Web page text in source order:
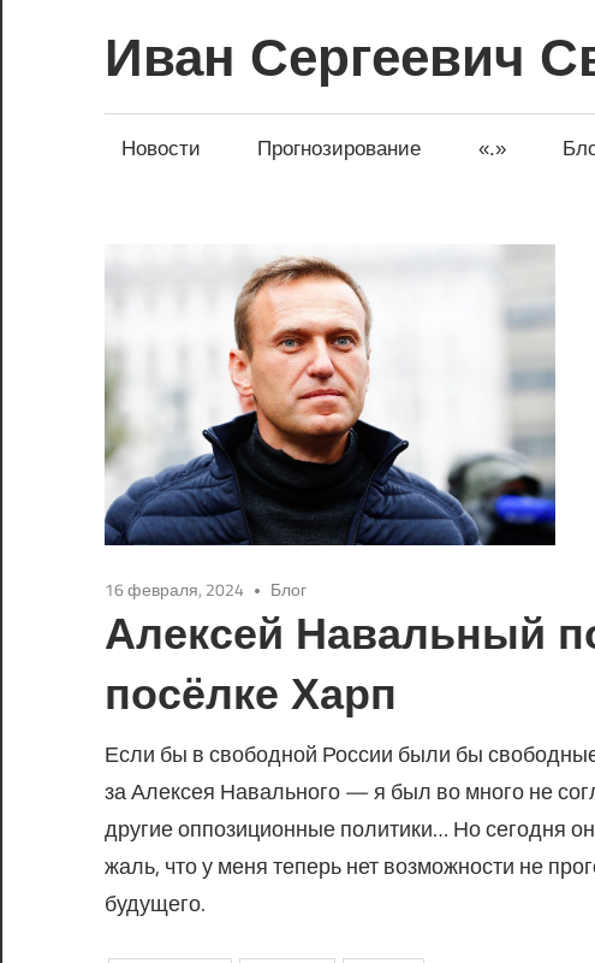
к
содержимому
Иван Сергеевич
Новости Прогнозирование «.»
16 февраля, 2024 Блог
Алексей Навальный
посёлке Харп
Если бы в свободной России были бы
за Алексея Навального — я был во много не
другие оппозиционные политики… Но сегодня
жаль, что у меня теперь нет возможности не
будущего.